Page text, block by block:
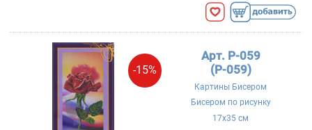
-15%
Арт. P-059
(Р-059)
Картины Бисером
Бисером по рисунку
17x35 см